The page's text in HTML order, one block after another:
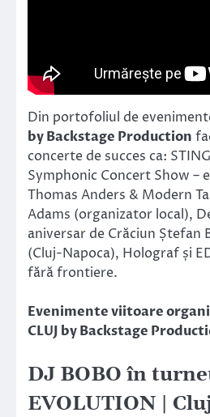
Din portofoliul de
by Backstage Production
concerte de succes ca:
Symphonic Concert Show –
Thomas Anders & Modern
Adams (organizator local),
aniversar de Crăciun Ștefan
(Cluj-Napoca), Holograf și
fără frontiere.
Evenimente viitoare
CLUJ by Backstage
DJ BOBO în
EVOLUTION |